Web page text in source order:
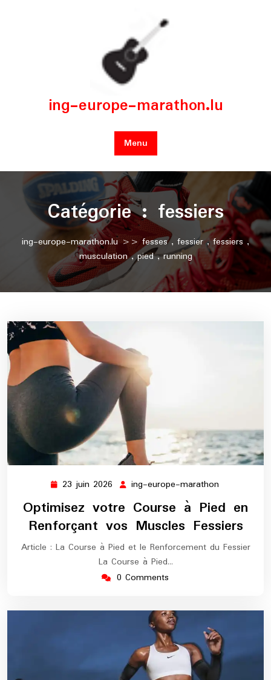
ing-europe-marathon.lu
Menu
Catégorie : fessiers
ing-europe-marathon.lu>> fesses, fessier,fessiers ,
musculation,pied,running
23 juin 2026 23
2026
ing-europe-marathon
europe-
marathon
Optimisez votre Course à Pied en
Renforçant vos Muscles Fessiers
Article : La Course à Pied et le Renforcement du Fessier
La Course à Pied…
0 Comments